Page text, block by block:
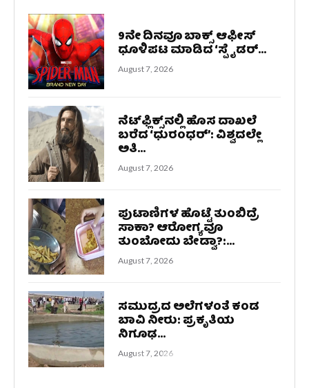
9ನೇ ದಿನವೂ ಬಾಕ್ಸ್ ಆಫೀಸ್
ಧೂಳಿಪಟ ಮಾಡಿದ ‘ಸ್ಪೈಡರ್...
August 7, 2026
ನೆಟ್‌ಫ್ಲಿಕ್ಸ್‌ನಲ್ಲಿ ಹೊಸ ದಾಖಲೆ
ಬರೆದ ‘ಧುರಂಧರ್’: ವಿಶ್ವದಲ್ಲೇ
ಅತಿ...
August 7, 2026
ಪುಟಾಣಿಗಳ ಹೊಟ್ಟೆ ತುಂಬಿದ್ರೆ
ಸಾಕಾ? ಆರೋಗ್ಯವೂ
ತುಂಬೋದು ಬೇಡ್ವಾ?:...
August 7, 2026
ಸಮುದ್ರದ ಅಲೆಗಳಂತೆ ಕಂಡ
ಬಾವಿ ನೀರು: ಪ್ರಕೃತಿಯ
ನಿಗೂಢ...
August 7, 2026